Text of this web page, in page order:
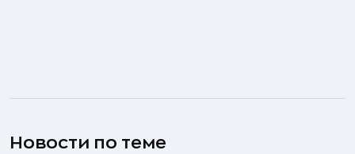
Новости по теме